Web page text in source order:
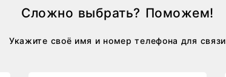
Сложно выбрать? Поможем!
Укажите своё имя и номер телефона для связи